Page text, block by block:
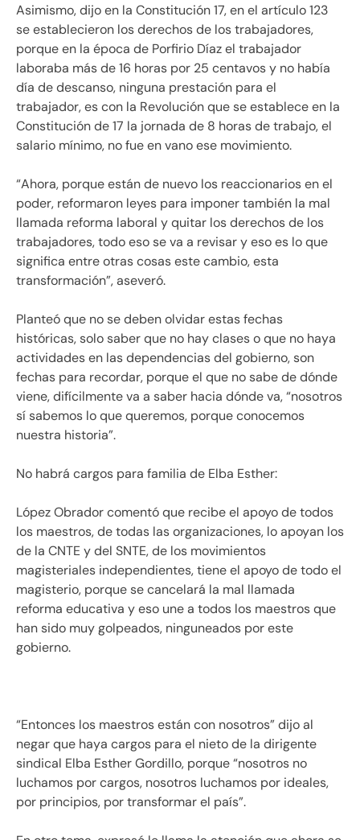
Asimismo, dijo en la Constitución 17, en el artículo 123
se establecieron los derechos de los trabajadores,
porque en la época de Porfirio Díaz el trabajador
laboraba más de 16 horas por 25 centavos y no había
día de descanso, ninguna prestación para el
trabajador, es con la Revolución que se establece en la
Constitución de 17 la jornada de 8 horas de trabajo, el
salario mínimo, no fue en vano ese movimiento.
“Ahora, porque están de nuevo los reaccionarios en el
poder, reformaron leyes para imponer también la mal
llamada reforma laboral y quitar los derechos de los
trabajadores, todo eso se va a revisar y eso es lo que
significa entre otras cosas este cambio, esta
transformación”, aseveró.
Planteó que no se deben olvidar estas fechas
históricas, solo saber que no hay clases o que no haya
actividades en las dependencias del gobierno, son
fechas para recordar, porque el que no sabe de dónde
viene, difícilmente va a saber hacia dónde va, “nosotros
sí sabemos lo que queremos, porque conocemos
nuestra historia”.
No habrá cargos para familia de Elba Esther:
López Obrador comentó que recibe el apoyo de todos
los maestros, de todas las organizaciones, lo apoyan los
de la CNTE y del SNTE, de los movimientos
magisteriales independientes, tiene el apoyo de todo el
magisterio, porque se cancelará la mal llamada
reforma educativa y eso une a todos los maestros que
han sido muy golpeados, ninguneados por este
gobierno.
“Entonces los maestros están con nosotros” dijo al
negar que haya cargos para el nieto de la dirigente
sindical Elba Esther Gordillo, porque “nosotros no
luchamos por cargos, nosotros luchamos por ideales,
por principios, por transformar el país”.